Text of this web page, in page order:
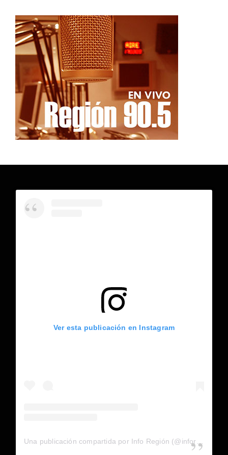
Ver esta publicación en Instagram